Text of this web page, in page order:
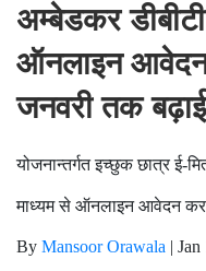
अम्बेडकर
ऑनलाइन
जनवरी तक बढ़ाई
योजनान्तर्गत इच्छुक छात्र ई-
माध्यम से ऑनलाइन आवेदन
By Mansoor Orawala |